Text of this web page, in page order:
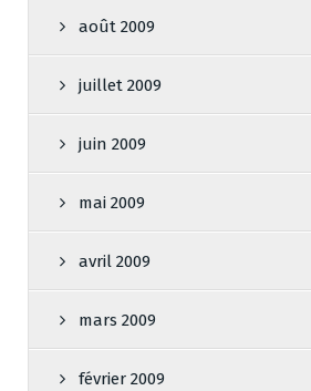
août 2009
juillet 2009
juin 2009
mai 2009
avril 2009
mars 2009
février 2009